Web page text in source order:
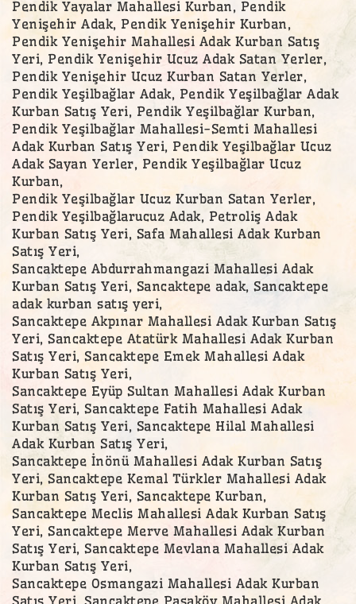
Pendik Yayalar Mahallesi Kurban, Pendik
Yenişehir Adak, Pendik Yenişehir Kurban,
Pendik Yenişehir Mahallesi Adak Kurban Satış
Yeri, Pendik Yenişehir Ucuz Adak Satan Yerler,
Pendik Yenişehir Ucuz Kurban Satan Yerler,
Pendik Yeşilbağlar Adak, Pendik Yeşilbağlar Adak
Kurban Satış Yeri, Pendik Yeşilbağlar Kurban,
Pendik Yeşilbağlar Mahallesi-Semti Mahallesi
Adak Kurban Satış Yeri, Pendik Yeşilbağlar Ucuz
Adak Sayan Yerler, Pendik Yeşilbağlar Ucuz
Kurban,
Pendik Yeşilbağlar Ucuz Kurban Satan Yerler,
Pendik Yeşilbağlarucuz Adak, Petroliş Adak
Kurban Satış Yeri, Safa Mahallesi Adak Kurban
Satış Yeri,
Sancaktepe Abdurrahmangazi Mahallesi Adak
Kurban Satış Yeri, Sancaktepe adak, Sancaktepe
adak kurban satış yeri,
Sancaktepe Akpınar Mahallesi Adak Kurban Satış
Yeri, Sancaktepe Atatürk Mahallesi Adak Kurban
Satış Yeri, Sancaktepe Emek Mahallesi Adak
Kurban Satış Yeri,
Sancaktepe Eyüp Sultan Mahallesi Adak Kurban
Satış Yeri, Sancaktepe Fatih Mahallesi Adak
Kurban Satış Yeri, Sancaktepe Hilal Mahallesi
Adak Kurban Satış Yeri,
Sancaktepe İnönü Mahallesi Adak Kurban Satış
Yeri, Sancaktepe Kemal Türkler Mahallesi Adak
Kurban Satış Yeri, Sancaktepe Kurban,
Sancaktepe Meclis Mahallesi Adak Kurban Satış
Yeri, Sancaktepe Merve Mahallesi Adak Kurban
Satış Yeri, Sancaktepe Mevlana Mahallesi Adak
Kurban Satış Yeri,
Sancaktepe Osmangazi Mahallesi Adak Kurban
Satış Yeri, Sancaktepe Paşaköy Mahallesi Adak